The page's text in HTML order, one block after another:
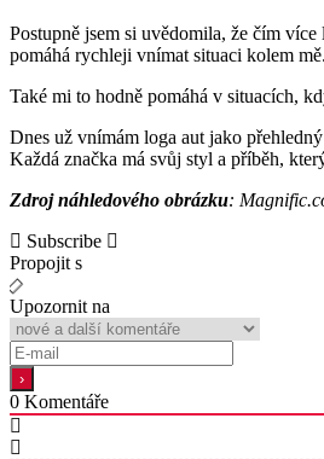
Postupně jsem si uvědomila, že čím
pomáhá rychleji vnímat situaci kolem mě.
Také mi to hodně pomáhá v situacích,
Dnes už vnímám loga aut jako
Každá značka má svůj styl a příběh,
Zdroj náhledového obrázku:
Subscribe
Propojit s
Upozornit na
0 Komentáře